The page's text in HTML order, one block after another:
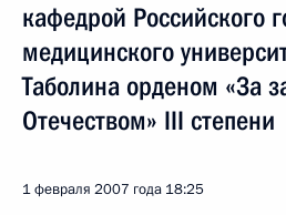
кафедрой Российского
медицинского
Таболина орденом «За
Отечеством» III степени
1 февраля 2007 года 18:25